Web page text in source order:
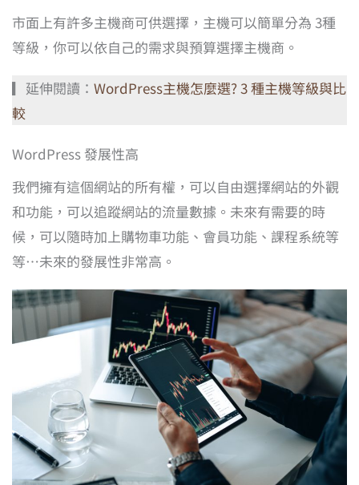
市面上有許多主機商可供選擇，主機可以簡單分為 3種
等級，你可以依自己的需求與預算選擇主機商。
▎延伸閱讀： WordPress主機怎麼選? 3 種主機等級與比
較
WordPress 發展性高
我們擁有這個網站的所有權，可以自由選擇網站的外觀
和功能，可以追蹤網站的流量數據。未來有需要的時
候，可以隨時加上購物車功能、會員功能、課程系統等
等…未來的發展性非常高。